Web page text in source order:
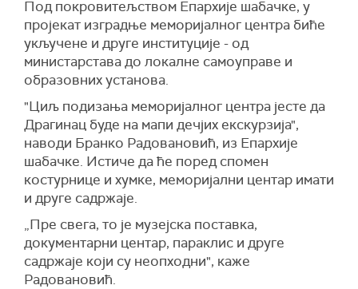
Под покровитељством Епархије шабачке, у
пројекат изградње меморијалног центра биће
укључене и друге институције - од
министарстава до локалне самоуправе и
образовних установа.
"Циљ подизања меморијалног центра јесте да
Драгинац буде на мапи дечјих екскурзија",
наводи Бранко Радовановић, из Епархије
шабачке. Истиче да ће поред спомен
костурнице и хумке, меморијални центар имати
и друге садржаје.
„Пре свега, то је музејска поставка,
документарни центар, параклис и друге
садржаје који су неопходни", каже
Радовановић.